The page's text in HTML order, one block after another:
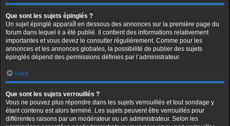
Que sont les sujets épinglés ?
Un sujet épinglé apparaît en dessous des annonces sur la première page du
forum dans lequel il a été publié. il contient des informations relativement
importantes et vous devez le consulter régulièrement. Comme pour les
annonces et les annonces globales, la possibilité de publier des sujets
épinglés dépend des permissions définies par l’administrateur.
Haut
Que sont les sujets verrouillés ?
Vous ne pouvez plus répondre dans les sujets verrouillés et tout sondage y
étant contenu est alors terminé. Les sujets peuvent être verrouillés pour
différentes raisons par un modérateur ou un administrateur. Selon les